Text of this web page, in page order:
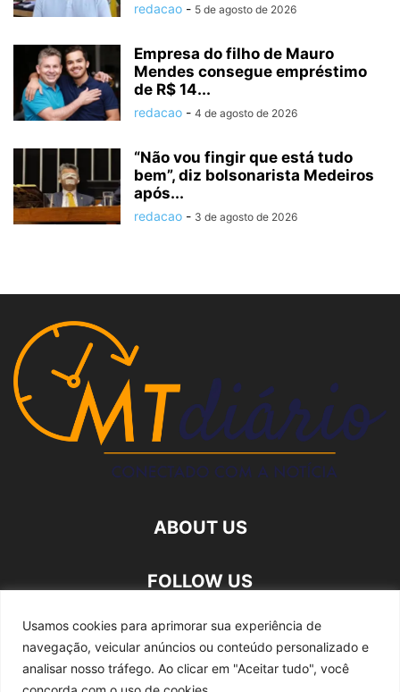
Usamos cookies para aprimorar sua experiência de
navegação, veicular anúncios ou conteúdo personalizado e
analisar nosso tráfego. Ao clicar em "Aceitar tudo", você
redacao - 5 de agosto de 2026
Empresa do filho de Mauro
Mendes consegue empréstimo
de R$ 14...
redacao - 4 de agosto de 2026
“Não vou fingir que está tudo
bem”, diz bolsonarista Medeiros
após...
redacao - 3 de agosto de 2026
ABOUT US
FOLLOW US